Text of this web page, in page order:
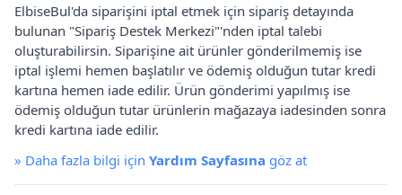
ElbiseBul'da siparişini iptal etmek için sipariş detayında
bulunan "Sipariş Destek Merkezi"'nden iptal talebi
oluşturabilirsin. Siparişine ait ürünler gönderilmemiş ise
iptal işlemi hemen başlatılır ve ödemiş olduğun tutar kredi
kartına hemen iade edilir. Ürün gönderimi yapılmış ise
ödemiş olduğun tutar ürünlerin mağazaya iadesinden sonra
kredi kartına iade edilir.
» Daha fazla bilgi için Yardım Sayfasına göz at